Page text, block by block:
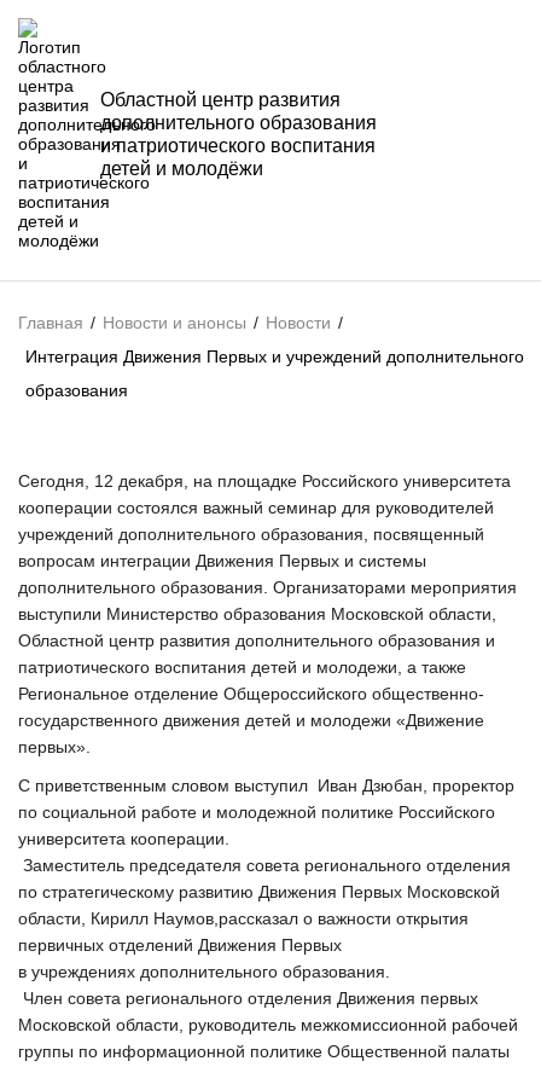
Областной центр развития
дополнительного образования
и патриотического воспитания
детей и молодёжи
Главная / Новости и анонсы / Новости /
Интеграция Движения Первых и учреждений дополнительного
образования
Сегодня, 12 декабря, на площадке Российского университета
кооперации состоялся важный семинар для руководителей
учреждений дополнительного образования, посвященный
вопросам интеграции Движения Первых и системы
дополнительного образования. Организаторами мероприятия
выступили Министерство образования Московской области,
Областной центр развития дополнительного образования и
патриотического воспитания детей и молодежи, а также
Региональное отделение Общероссийского общественно-
государственного движения детей и молодежи «Движение
первых».
С приветственным словом выступил Иван Дзюбан, проректор
по социальной работе и молодежной политике Российского
университета кооперации.
Заместитель председателя совета регионального отделения
по стратегическому развитию Движения Первых Московской
области, Кирилл Наумов,рассказал о важности открытия
первичных отделений Движения Первых
в учреждениях дополнительного образования.
Член совета регионального отделения Движения первых
Московской области, руководитель межкомиссионной рабочей
группы по информационной политике Общественной палаты